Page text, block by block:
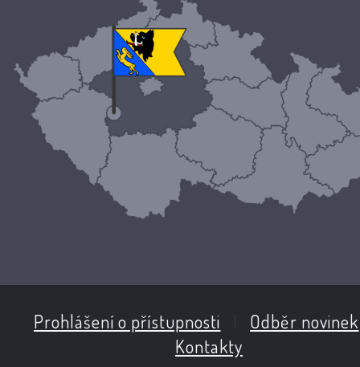
Prohlášení o přístupnosti Odběr novinek
Kontakty